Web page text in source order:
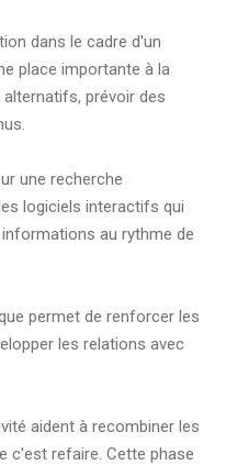
dans le cadre d'un
place importante à la
prévoir des
une recherche
logiciels interactifs qui
au rythme de
permet de renforcer les
les relations avec
aident à recombiner les
c'est refaire. Cette phase